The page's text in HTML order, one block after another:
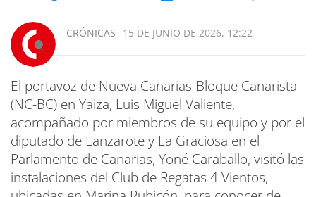
CRÓNICAS 15 DE JUNIO DE 2026, 12:22
El portavoz de Nueva Canarias-Bloque Canarista
(NC-BC) en Yaiza, Luis Miguel Valiente,
acompañado por miembros de su equipo y por el
diputado de Lanzarote y La Graciosa en el
Parlamento de Canarias, Yoné Caraballo, visitó las
instalaciones del Club de Regatas 4 Vientos,